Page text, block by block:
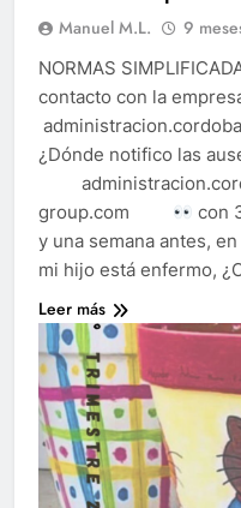
Manuel M.L. 9
NORMAS
contacto con la
¿Dónde notifico las
group.com
con
y una semana antes,
mi hijo está enfermo,
Leer más